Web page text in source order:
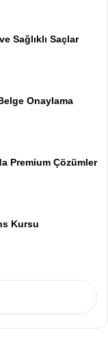
Sağlıklı Saçlar
Onaylama
Premium Çözümler
Kursu